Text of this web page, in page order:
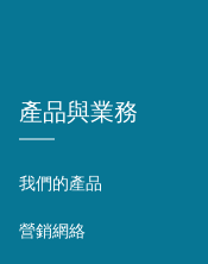
產品與業務
我們的產品
營銷網絡